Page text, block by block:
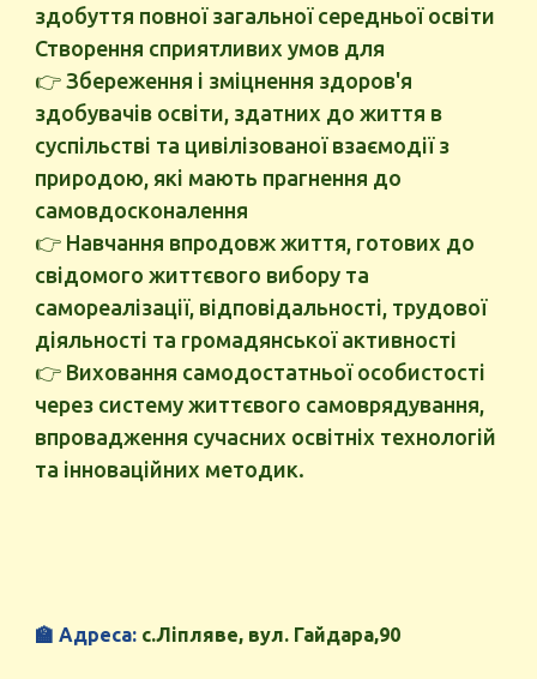
здобуття повної загальної середньої освіти
Створення сприятливих умов для
👉 Збереження і зміцнення здоров'я
здобувачів освіти, здатних до життя в
суспільстві та цивілізованої взаємодії з
природою, які мають прагнення до
самовдосконалення
👉 Навчання впродовж життя, готових до
свідомого життєвого вибору та
самореалізації, відповідальності, трудової
діяльності та громадянської активності
👉 Виховання самодостатньої особистості
через систему життєвого самоврядування,
впровадження сучасних освітніх технологій
та інноваційних методик.
🏫Адреса: с.Ліпляве, вул. Гайдара,90